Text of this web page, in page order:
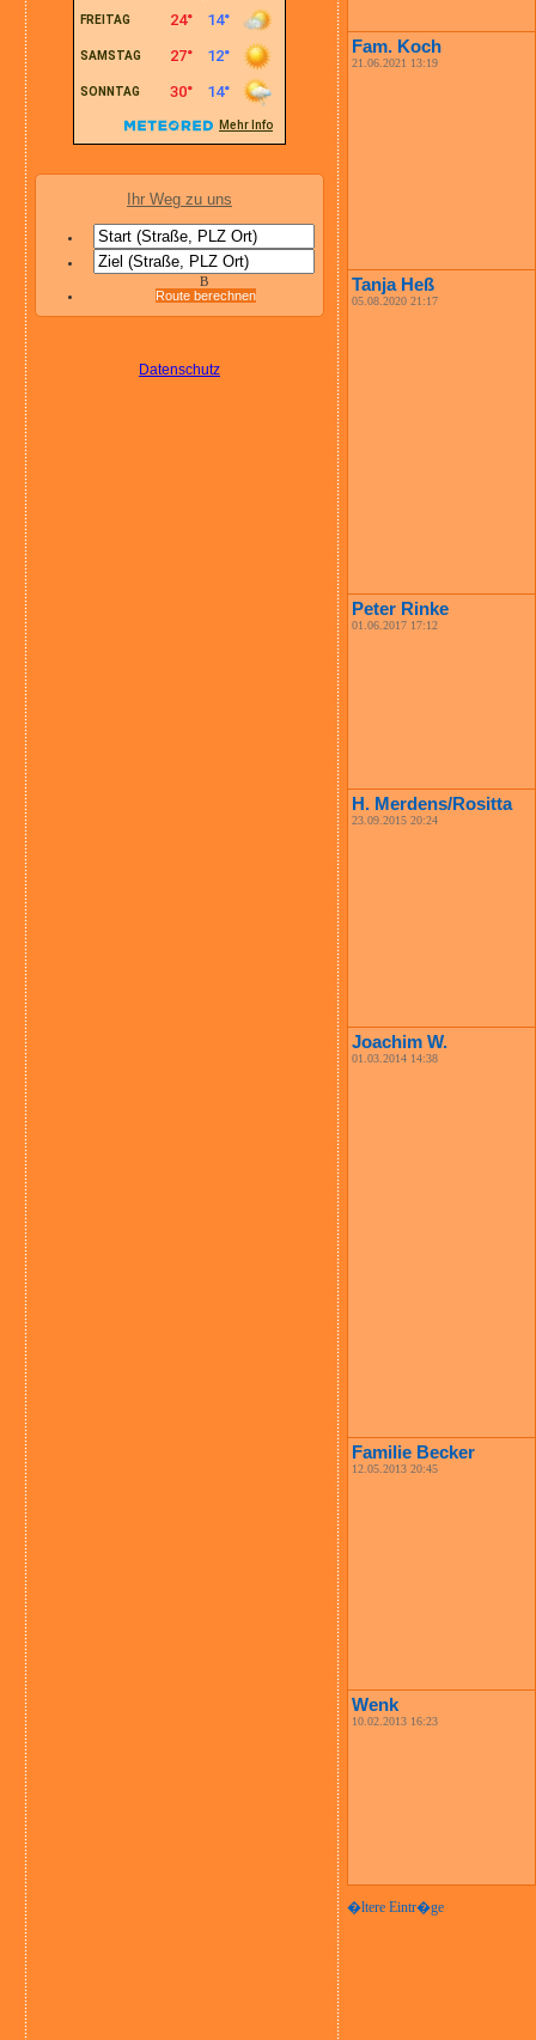
Ihr Weg zu uns
B
Route berechnen
Datenschutz
Fam. Koch
21.06.2021 13:19
Tanja Heß
05.08.2020 21:17
Peter Rinke
01.06.2017 17:12
H. Merdens/Rositta
23.09.2015 20:24
Joachim W.
01.03.2014 14:38
Familie Becker
12.05.2013 20:45
Wenk
10.02.2013 16:23
�ltere Eintr�ge